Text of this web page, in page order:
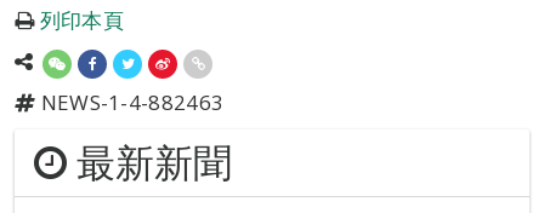
列印本頁
NEWS-1-4-882463
最新新聞